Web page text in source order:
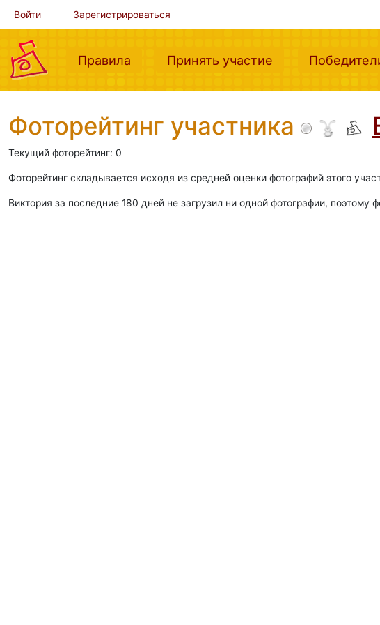
Войти Зарегистрироваться
Правила (current)Принять участие (current)
Фоторейтинг участника
Текущий фоторейтинг: 0
Фоторейтинг складывается исходя из средней оценки фотографий этого
Виктория за последние 180 дней не загрузил ни одной фотографии, поэтому